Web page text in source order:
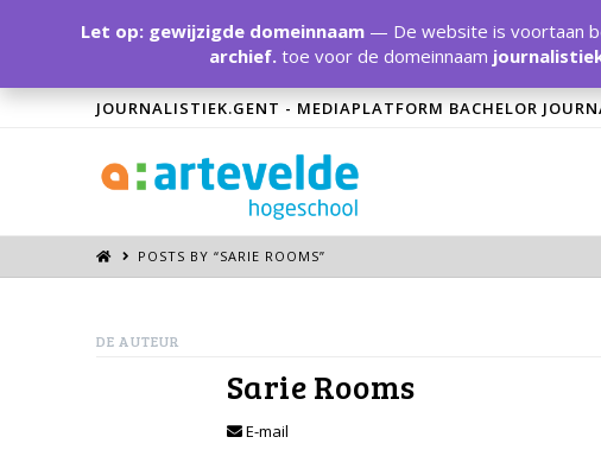
JOURNALISTIEK.GENT - MEDIAPLATFORM BACHELOR
POSTS BY “SARIE ROOMS”
DE AUTEUR
Sarie Rooms
E-mail
Let op: gewijzigde domeinnaam— De website is voortaan
archief.toe voor de domeinnaam